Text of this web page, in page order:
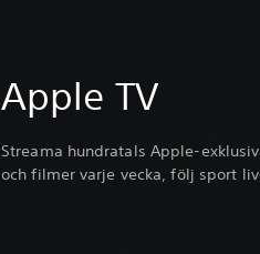
Apple TV
Streama hundratals Apple-
och filmer varje vecka, följ sport